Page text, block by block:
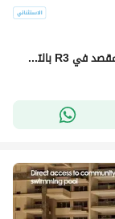
شقه للبيع { تسليم فوري ومتشطبه } في كمبوند المقصد في R3 بالتقسيط علي 10 سنوات في العاصمه الاداريه